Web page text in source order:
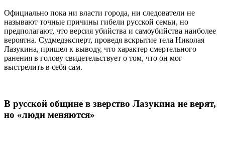
Официально пока ни власти города, ни следователи не
называют точные причины гибели русской семьи, но
предполагают, что версия убийства и самоубийства наиболее
вероятна. Судмедэксперт, проведя вскрытие тела Николая
Лазукина, пришел к выводу, что характер смертельного
ранения в голову свидетельствует о том, что он мог
выстрелить в себя сам.
В русской общине в зверство Лазукина не верят,
но «люди меняются»